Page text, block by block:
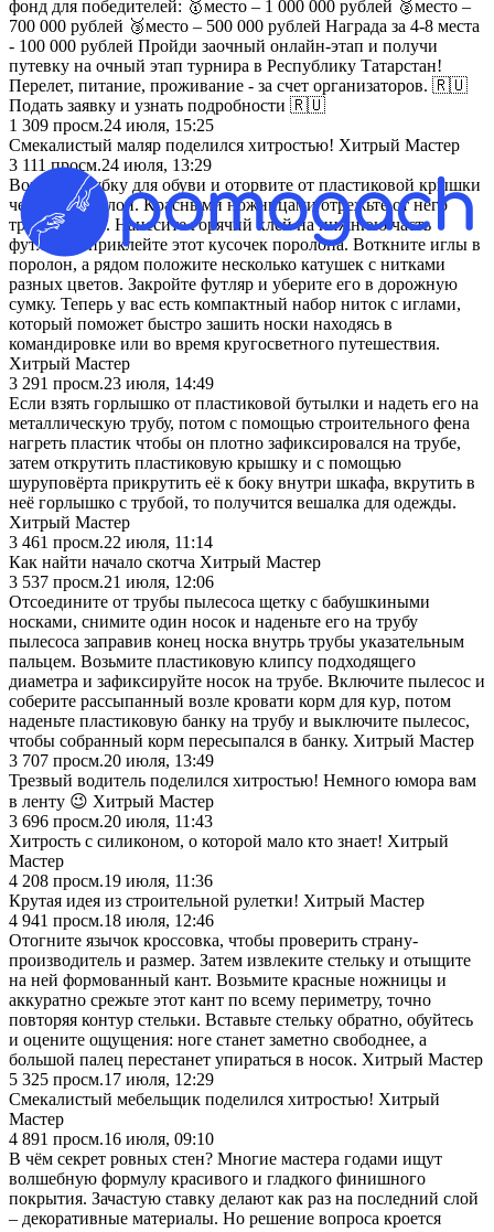
фонд для победителей: 🥇место – 1 000 000 рублей 🥈место –
700 000 рублей 🥉место – 500 000 рублей Награда за 4-8 места
- 100 000 рублей Пройди заочный онлайн-этап и получи
путевку на очный этап турнира в Республику Татарстан!
Перелет, питание, проживание - за счет организаторов. 🇷🇺
Подать заявку и узнать подробности 🇷🇺
1 309 просм.24 июля, 15:25
Смекалистый маляр поделился хитростью! Хитрый Мастер
3 111 просм.24 июля, 13:29
Возьмите губку для обуви и оторвите от пластиковой крышки
черный поролон. Красными ножницами отрежьте от него
третью часть. Нанесите горячий клей на нижнюю часть
футляра и приклейте этот кусочек поролона. Воткните иглы в
поролон, а рядом положите несколько катушек с нитками
разных цветов. Закройте футляр и уберите его в дорожную
сумку. Теперь у вас есть компактный набор ниток с иглами,
который поможет быстро зашить носки находясь в
командировке или во время кругосветного путешествия.
Хитрый Мастер
3 291 просм.23 июля, 14:49
Если взять горлышко от пластиковой бутылки и надеть его на
металлическую трубу, потом с помощью строительного фена
нагреть пластик чтобы он плотно зафиксировался на трубе,
затем открутить пластиковую крышку и с помощью
шуруповёрта прикрутить её к боку внутри шкафа, вкрутить в
неё горлышко с трубой, то получится вешалка для одежды.
Хитрый Мастер
3 461 просм.22 июля, 11:14
Как найти начало скотча Хитрый Мастер
3 537 просм.21 июля, 12:06
Отсоедините от трубы пылесоса щетку с бабушкиными
носками, снимите один носок и наденьте его на трубу
пылесоса заправив конец носка внутрь трубы указательным
пальцем. Возьмите пластиковую клипсу подходящего
диаметра и зафиксируйте носок на трубе. Включите пылесос и
соберите рассыпанный возле кровати корм для кур, потом
наденьте пластиковую банку на трубу и выключите пылесос,
чтобы собранный корм пересыпался в банку. Хитрый Мастер
3 707 просм.20 июля, 13:49
Трезвый водитель поделился хитростью! Немного юмора вам
в ленту 😉 Хитрый Мастер
3 696 просм.20 июля, 11:43
Хитрость с силиконом, о которой мало кто знает! Хитрый
Мастер
4 208 просм.19 июля, 11:36
Крутая идея из строительной рулетки! Хитрый Мастер
4 941 просм.18 июля, 12:46
Отогните язычок кроссовка, чтобы проверить страну-
производитель и размер. Затем извлеките стельку и отыщите
на ней формованный кант. Возьмите красные ножницы и
аккуратно срежьте этот кант по всему периметру, точно
повторяя контур стельки. Вставьте стельку обратно, обуйтесь
и оцените ощущения: ноге станет заметно свободнее, а
большой палец перестанет упираться в носок. Хитрый Мастер
5 325 просм.17 июля, 12:29
Смекалистый мебельщик поделился хитростью! Хитрый
Мастер
4 891 просм.16 июля, 09:10
В чём секрет ровных стен? Многие мастера годами ищут
волшебную формулу красивого и гладкого финишного
покрытия. Зачастую ставку делают как раз на последний слой
– декоративные материалы. Но решение вопроса кроется